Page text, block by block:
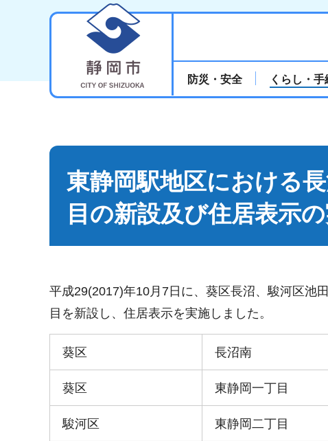
防災・安全 くらし・手
東静岡駅地区における
目の新設及び住居表示
平成29(2017)年10月7日に、葵区長沼、駿河区池
目を新設し、住居表示を実施しました。
葵区 長沼南
葵区 東静岡一丁目
駿河区 東静岡二丁目